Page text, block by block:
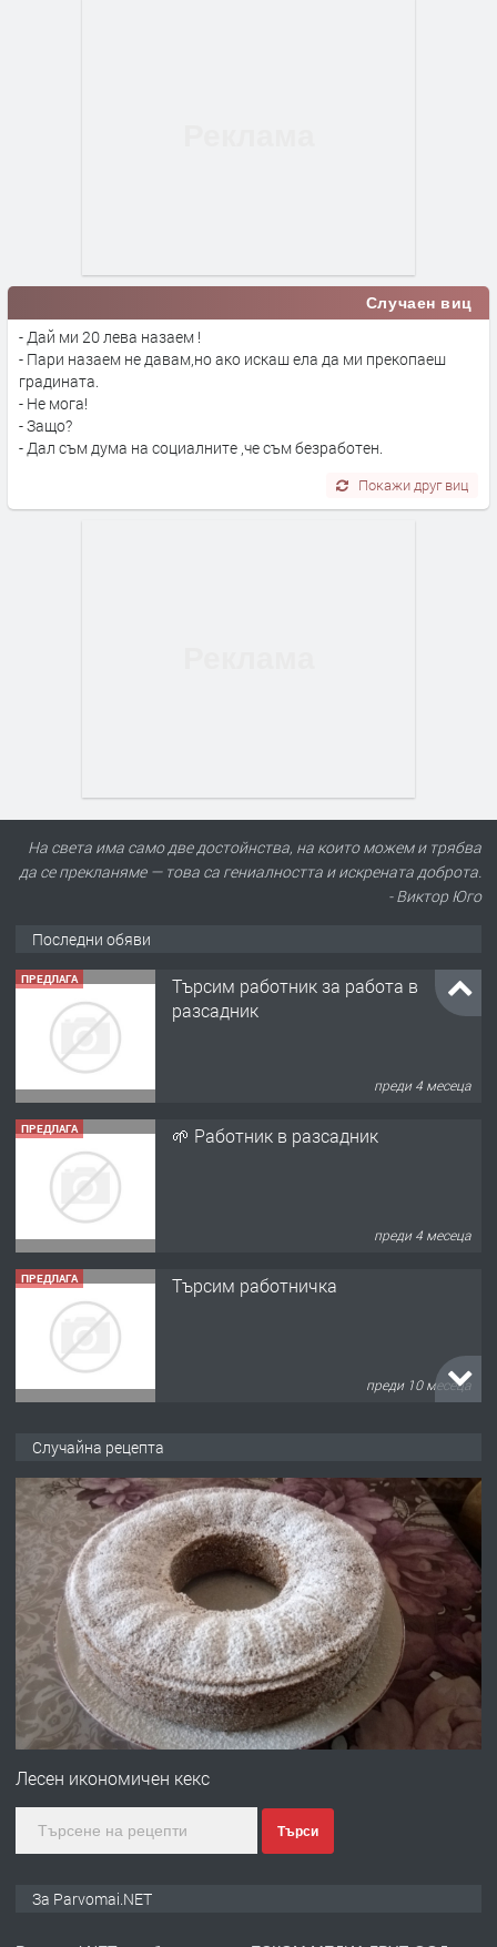
Случаен виц
- Дай ми 20 лева назаем !
- Пари назаем не давам,но ако искаш ела да ми прекопаеш
градината.
- Не мога!
- Защо?
- Дал съм дума на социалните ,че съм безработен.
Покажи друг виц
На света има само две достойнства, на които можем и трябва
да се прекланяме — това са гениалността и искрената доброта.
- Виктор Юго
Последни обяви
ПРЕДЛАГА
Търсим работник за работа в
разсадник
преди 4 месеца
ПРЕДЛАГА 🌱 Работник в разсадник
преди 4 месеца
ПРЕДЛАГА Търсим работничка
преди 10 месеца
преди 1 година
ПРЕДЛАГА Работа за общи работници
преди 1 година
ПРЕДЛАГА
Първи поход "По стъпките на Ангел
Случайна рецепта
Лесен икономичен кекс
Търси
За Parvomai.NET